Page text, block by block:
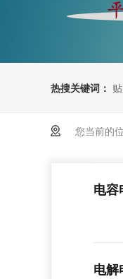
热搜关键词：
您当前的
电容
电解